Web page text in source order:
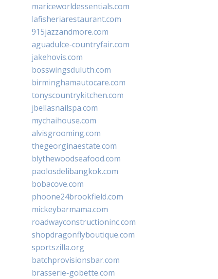
mariceworldessentials.com
lafisheriarestaurant.com
915jazzandmore.com
aguadulce-countryfair.com
jakehovis.com
bosswingsduluth.com
birminghamautocare.com
tonyscountrykitchen.com
jbellasnailspa.com
mychaihouse.com
alvisgrooming.com
thegeorginaestate.com
blythewoodseafood.com
paolosdelibangkok.com
bobacove.com
phoone24brookfield.com
mickeybarmama.com
roadwayconstructioninc.com
shopdragonflyboutique.com
sportszilla.org
batchprovisionsbar.com
brasserie-gobette.com